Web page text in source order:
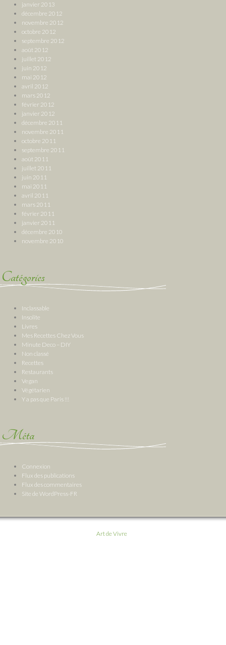
janvier 2013
décembre 2012
novembre 2012
octobre 2012
septembre 2012
août 2012
juillet 2012
juin 2012
mai 2012
avril 2012
mars 2012
février 2012
janvier 2012
décembre 2011
novembre 2011
octobre 2011
septembre 2011
août 2011
juillet 2011
juin 2011
mai 2011
avril 2011
mars 2011
février 2011
janvier 2011
décembre 2010
novembre 2010
Catégories
Inclassable
Insolite
Livres
Mes Recettes Chez Vous
Minute Deco – DIY
Non classé
Recettes
Restaurants
Vegan
Végétarien
Y a pas que Paris !!!
Méta
Connexion
Flux des publications
Flux des commentaires
Site de WordPress-FR
Art de Vivre